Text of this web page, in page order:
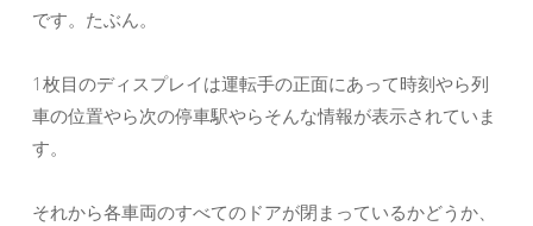
です。たぶん。
1枚目のディスプレイは運転手の正面にあって時刻やら列
車の位置やら次の停車駅やらそんな情報が表示されていま
す。
それから各車両のすべてのドアが閉まっているかどうか、